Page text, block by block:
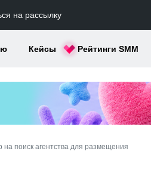
на рассылку
Кейсы Рейтинги SMM
поиск агентства для размещения